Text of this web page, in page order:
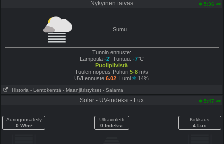
Nykyinen taivas 5:36 am
Sumu
Tunnin ennuste:
Lämpötila -2° Tuntuu: -7°C
Puolipilvistä
Tuulen nopeus-Puhuri 5-8 m/s
UVI ennuste6.02 Lumi 14%
Historia - Lentokenttä - Maanjäristykset - Salama
Solar - UV-indeksi - Lux 5:47 am
Auringonsäteily
0 W/m²
Ultravioletti
0 Indeksi
Kirkkaus
4 Lux